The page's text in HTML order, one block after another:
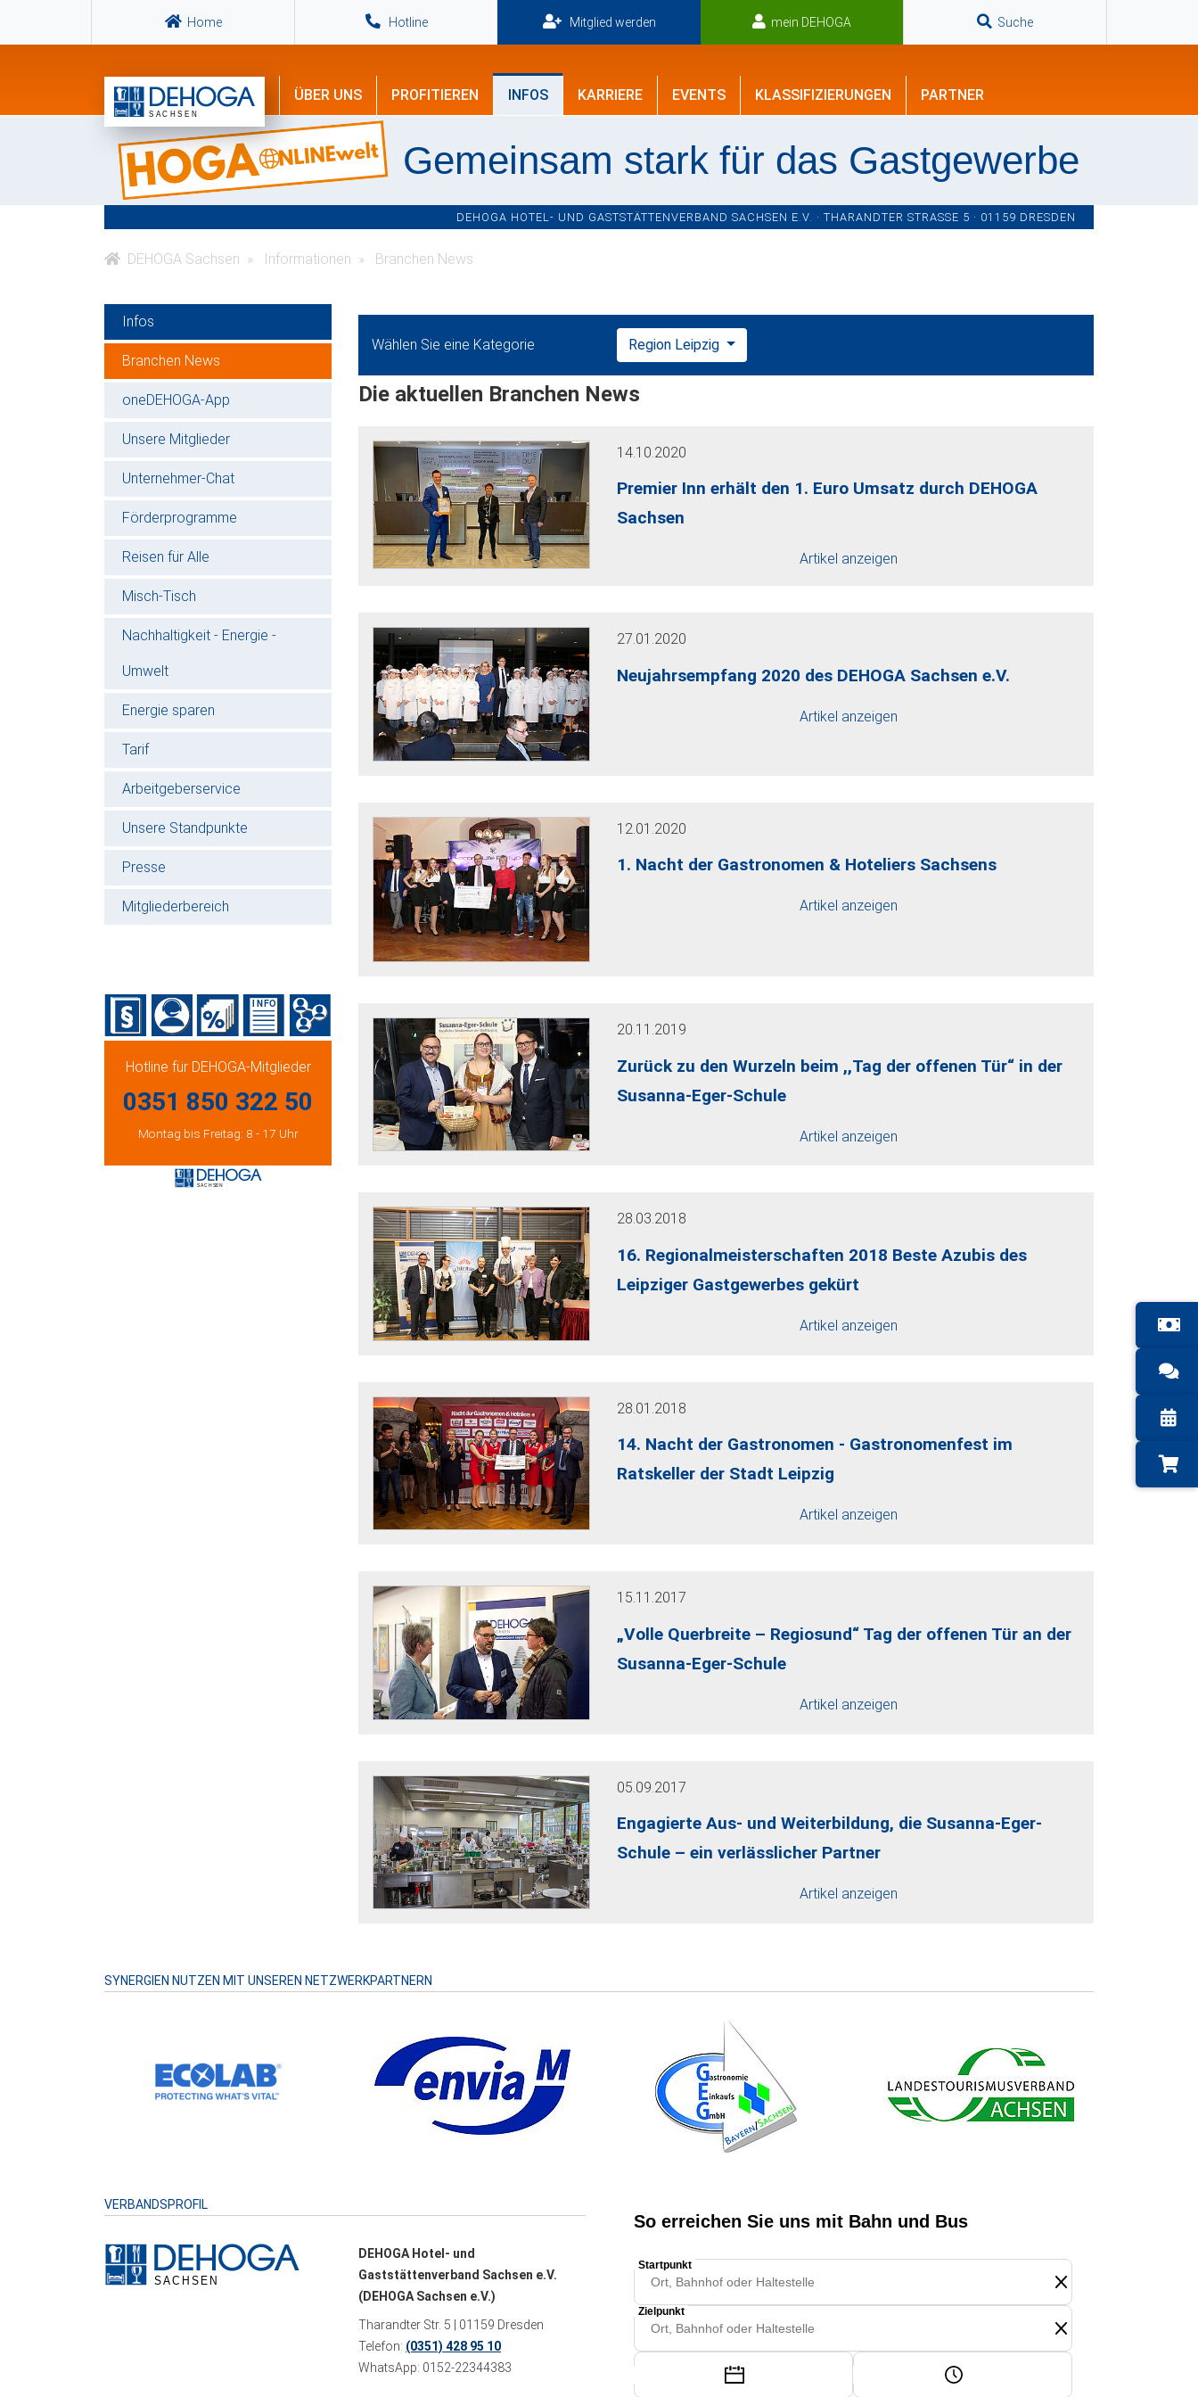
Home Hotline Mitglied werden mein DEHOGA Suche
ÜBER UNS PROFITIEREN INFOS KARRIERE EVENTS KLASSIFIZIERUNGEN PARTNER
Gemeinsam stark für das Gastgewerbe
DEHOGA HOTEL- UND GASTSTÄTTENVERBAND SACHSEN E.V. · THARANDTER STRASSE 5 · 01159 DRESDEN
DEHOGA Sachsen Informationen Branchen News
Infos
Branchen News
oneDEHOGA-App
Unsere Mitglieder
Unternehmer-Chat
Förderprogramme
Reisen für Alle
Misch-Tisch
Nachhaltigkeit - Energie -
Umwelt
Energie sparen
Tarif
Arbeitgeberservice
Unsere Standpunkte
Presse
Mitgliederbereich
Hotline für DEHOGA-Mitglieder
0351 850 322 50
Montag bis Freitag: 8 - 17 Uhr
Wählen Sie eine Kategorie Region Leipzig
Die aktuellen Branchen News
14.10.2020
Premier Inn erhält den 1. Euro Umsatz durch DEHOGA
Sachsen
Artikel anzeigen
27.01.2020
Neujahrsempfang 2020 des DEHOGA Sachsen e.V.
Artikel anzeigen
12.01.2020
1. Nacht der Gastronomen & Hoteliers Sachsens
Artikel anzeigen
20.11.2019
Zurück zu den Wurzeln beim ,,Tag der offenen Tür“ in der
Susanna-Eger-Schule
Artikel anzeigen
28.03.2018
16. Regionalmeisterschaften 2018 Beste Azubis des
Leipziger Gastgewerbes gekürt
Artikel anzeigen
28.01.2018
14. Nacht der Gastronomen - Gastronomenfest im
Ratskeller der Stadt Leipzig
Artikel anzeigen
15.11.2017
„Volle Querbreite – Regiosund“ Tag der offenen Tür an der
Susanna-Eger-Schule
Artikel anzeigen
05.09.2017
Engagierte Aus- und Weiterbildung, die Susanna-Eger-
Schule – ein verlässlicher Partner
Artikel anzeigen
SYNERGIEN NUTZEN MIT UNSEREN NETZWERKPARTNERN
VERBANDSPROFIL
DEHOGA Hotel- und
Gaststättenverband Sachsen e.V.
(DEHOGA Sachsen e.V.)
Tharandter Str. 5 | 01159 Dresden
Telefon: (0351) 428 95 10
WhatsApp: 0152-22344383